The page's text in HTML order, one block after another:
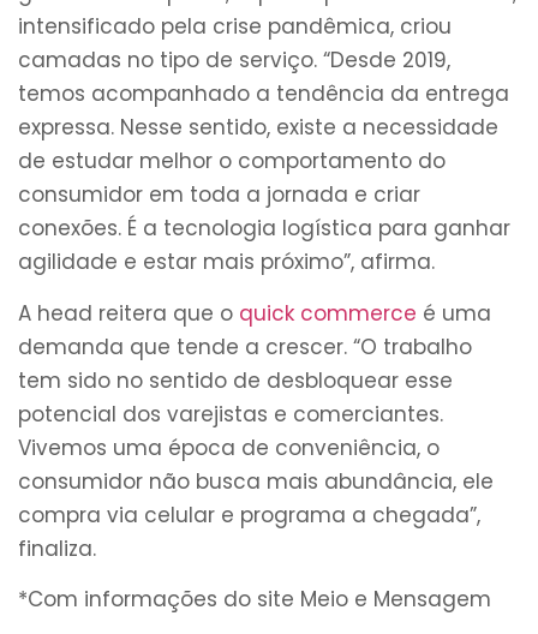
intensificado pela crise pandêmica, criou
camadas no tipo de serviço. “Desde 2019,
temos acompanhado a tendência da entrega
expressa. Nesse sentido, existe a necessidade
de estudar melhor o comportamento do
consumidor em toda a jornada e criar
conexões. É a tecnologia logística para ganhar
agilidade e estar mais próximo”, afirma.
A head reitera que o quick commerce é uma
demanda que tende a crescer. “O trabalho
tem sido no sentido de desbloquear esse
potencial dos varejistas e comerciantes.
Vivemos uma época de conveniência, o
consumidor não busca mais abundância, ele
compra via celular e programa a chegada”,
finaliza.
*Com informações do site Meio e Mensagem